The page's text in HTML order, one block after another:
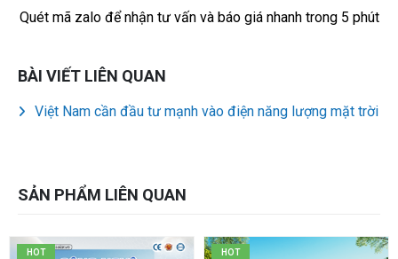
Quét mã zalo để nhận tư vấn và báo giá nhanh trong 5 phút
BÀI VIẾT LIÊN QUAN
Việt Nam cần đầu tư mạnh vào điện năng lượng mặt trời
SẢN PHẨM LIÊN QUAN
HOT HOT